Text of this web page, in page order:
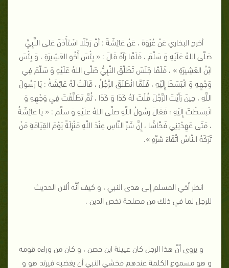
أخرج البخاري عَنْ عُرْوَةَ ، عَنْ عَائِشَةَ : أَنَّ رَجُلًا اسْتَأْذَنَ عَلَى النَّبِيِّ
صَلَّى اللهُ عَلَيْهِ وَ سَلَّمَ ، فَلَمَّا رَآهُ قَالَ : « بِئْسَ أَخُو العَشِيرَةِ ، وَ بِئْسَ
ابْنُ العَشِيرَةِ » ، فَلَمَّا جَلَسَ تَطَلَّقَ النَّبِيُّ صَلَّى اللهُ عَلَيْهِ وَ سَلَّمَ فِي
وَجْهِهِ وَ انْبَسَطَ إِلَيْهِ ، فَلَمَّا انْطَلَقَ الرَّجُلُ ، قَالَتْ لَهُ عَائِشَةُ : يَا رَسُولَ
اللَّهِ ، حِينَ رَأَيْتَ الرَّجُلَ قُلْتَ لَهُ كَذَا وَ كَذَا ، ثُمَّ تَطَلَّقْتَ فِي وَجْهِهِ وَ
انْبَسَطْتَ إِلَيْهِ ؛ فَقَالَ رَسُولُ اللَّهِ صَلَّى اللهُ عَلَيْهِ وَ سَلَّمَ : « يَا عَائِشَةُ
، مَتَى عَهِدْتِنِي فَحَّاشًا ، إِنَّ شَرَّ النَّاسِ عِنْدَ اللَّهِ مَنْزِلَةً يَوْمَ القِيَامَةِ مَنْ
تَرَكَهُ النَّاسُ اتِّقَاءَ شَرِّهِ ».
انظر أخي المسلم إلى هدى النبي ، و كيف أنَّه ألان الحديث
للرجل لما في ذلك من مصلحة تخص الدين .
و يروى أنَّ هذا الرجل كان عيينة ابن حصن ، و كان من وراءه قومه
و هو مسموع الكلمة عندهم فخشي النبي أن يغضبه فيرتد هو و